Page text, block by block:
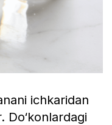
ichkaridan